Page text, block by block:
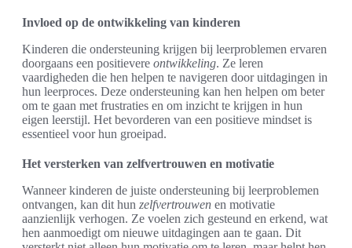
Invloed op de ontwikkeling van kinderen
Kinderen die ondersteuning krijgen bij leerproblemen ervaren
doorgaans een positievere ontwikkeling. Ze leren
vaardigheden die hen helpen te navigeren door uitdagingen in
hun leerproces. Deze ondersteuning kan hen helpen om beter
om te gaan met frustraties en om inzicht te krijgen in hun
eigen leerstijl. Het bevorderen van een positieve mindset is
essentieel voor hun groeipad.
Het versterken van zelfvertrouwen en motivatie
Wanneer kinderen de juiste ondersteuning bij leerproblemen
ontvangen, kan dit hun zelfvertrouwen en motivatie
aanzienlijk verhogen. Ze voelen zich gesteund en erkend, wat
hen aanmoedigt om nieuwe uitdagingen aan te gaan. Dit